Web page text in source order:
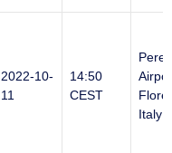
2022-10-
11
14:50
CEST
Italy